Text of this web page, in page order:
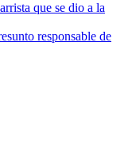
que se dio a la
responsable de